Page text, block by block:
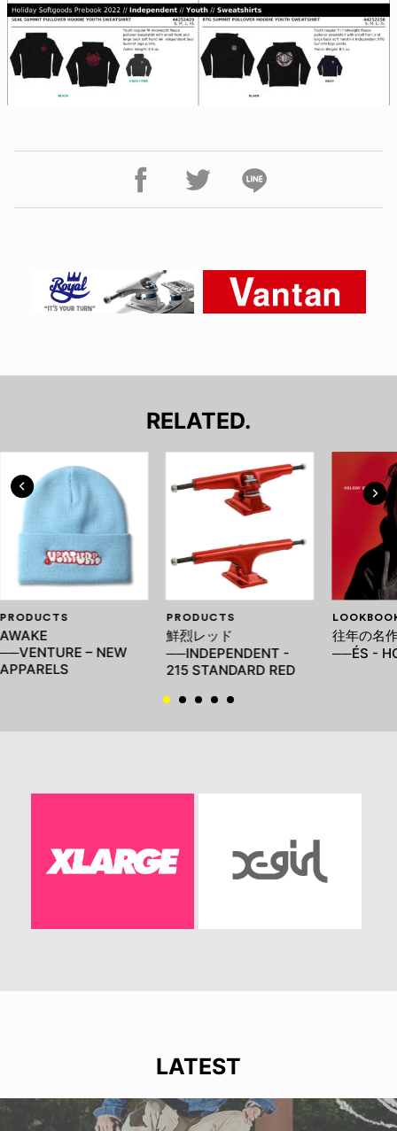
RELATED.
PRODUCTS
AWAKE
──VENTURE – NEW
APPARELS
PRODUCTS
鮮烈レッド
──INDEPENDENT -
215 STANDARD RED
往年の名
──ÉS -
LATEST